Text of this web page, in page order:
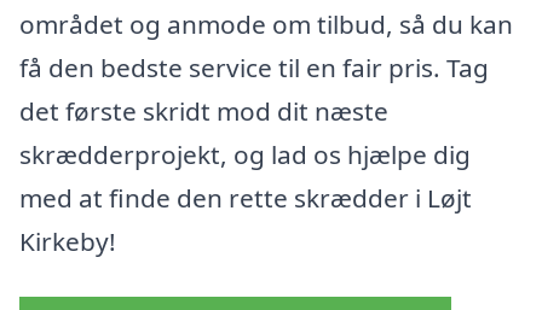
området og anmode om tilbud, så du kan
få den bedste service til en fair pris. Tag
det første skridt mod dit næste
skrædderprojekt, og lad os hjælpe dig
med at finde den rette skrædder i Løjt
Kirkeby!